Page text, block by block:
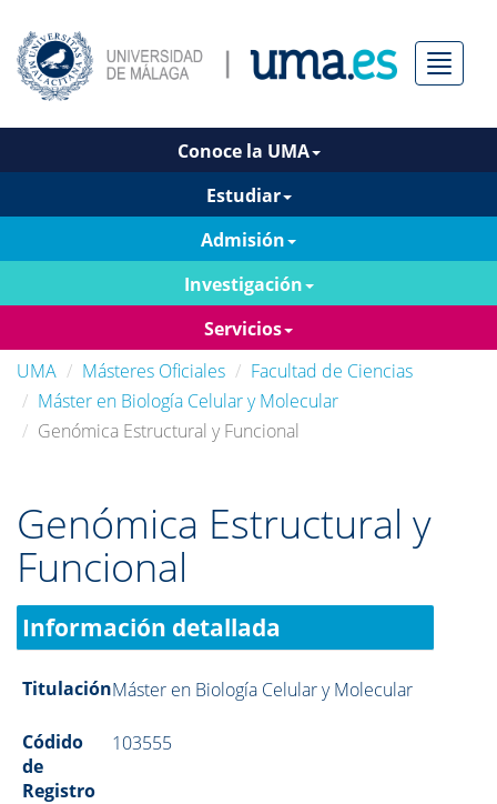
Menú
Conoce la UMA
Estudiar
Admisión
Investigación
Servicios
UMA
Másteres Oficiales
Facultad de Ciencias
Máster en Biología Celular y Molecular
Genómica Estructural y Funcional
Genómica Estructural y
Funcional
Información detallada
TitulaciónMáster en Biología Celular y Molecular
Códido
de
Registro
103555